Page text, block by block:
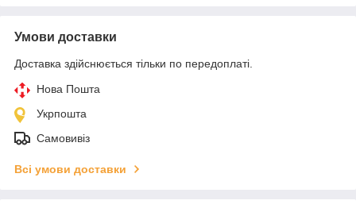
Умови доставки
Доставка здійснюється тільки по передоплаті.
Нова Пошта
Укрпошта
Самовивіз
Всі умови доставки